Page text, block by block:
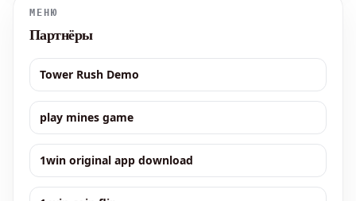
МЕНЮ
Партнёры
Tower Rush Demo
play mines game
1win original app download